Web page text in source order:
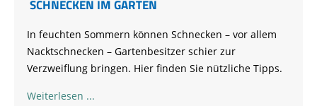
SCHNECKEN IM GARTEN
In feuchten Sommern können Schnecken – vor allem
Nacktschnecken – Gartenbesitzer schier zur
Verzweiflung bringen. Hier finden Sie nützliche Tipps.
Weiterlesen